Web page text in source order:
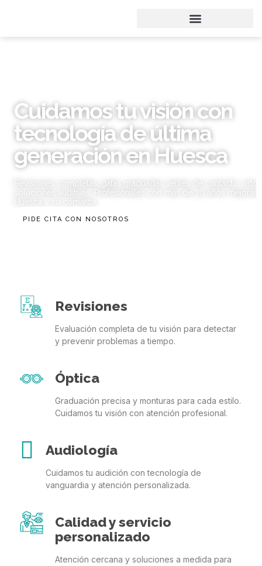
Cuidamos tu visión con
tecnología de última
generación en Huesca
Revisiones completas, gafas graduadas, lentes de contacto,
soluciones auditivas. Profesionales con más de 30 años
Huesca y su comarca.
PIDE CITA CON NOSOTROS
Revisiones
Evaluación completa de tu visión para detectar
y prevenir problemas a tiempo.
Óptica
Graduación precisa y monturas para cada estilo.
Cuidamos tu visión con atención profesional.
Audiología
Cuidamos tu audición con tecnología de
vanguardia y atención personalizada.
Calidad y servicio
personalizado
Atención cercana y soluciones a medida para